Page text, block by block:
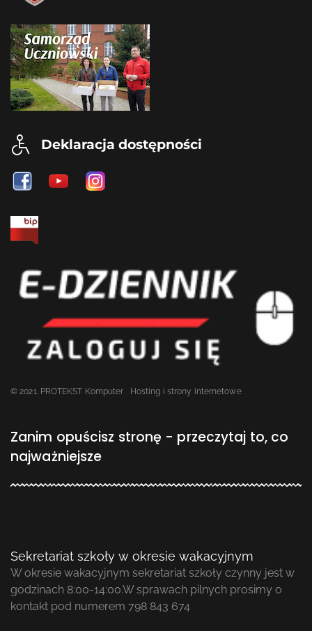
Deklaracja dostępności
© 2021. PROTEKST Komputer Hosting i strony internetowe
Zanim opuścisz stronę - przeczytaj to, co
najważniejsze
Sekretariat szkoły w okresie wakacyjnym
W okresie wakacyjnym sekretariat szkoły czynny jest w
godzinach 8:00-14:00.W sprawach pilnych prosimy o
kontakt pod numerem 798 843 674